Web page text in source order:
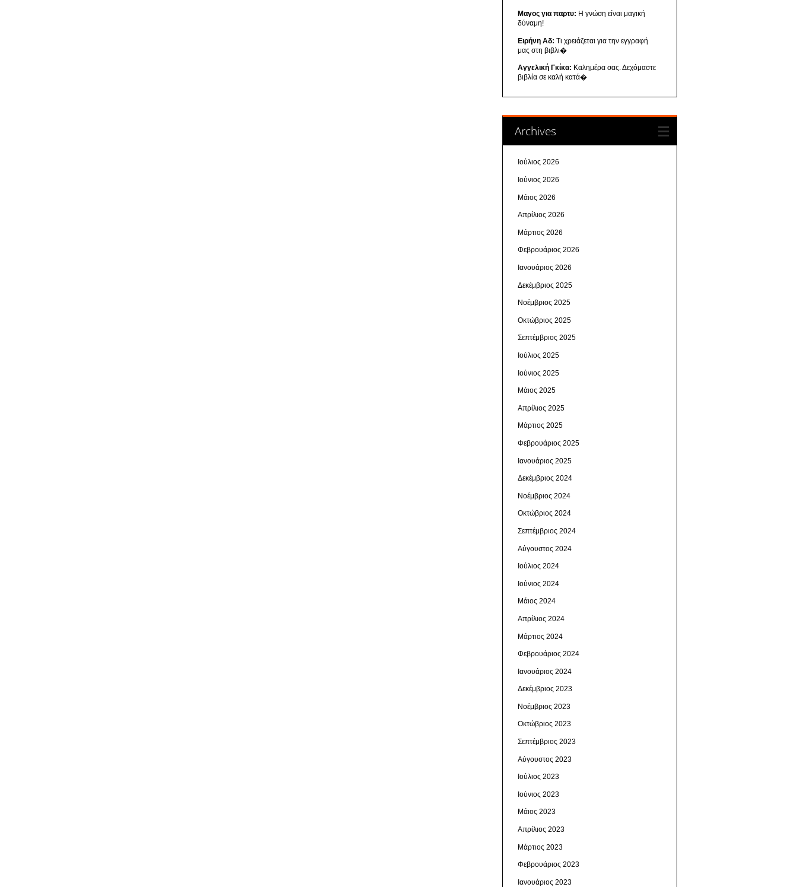
Μαγος για παρτυ: Η γνώση είναι μαγική
δύναμη!
Ειρήνη Αδ: Τι χρειάζεται για την εγγραφή
μας στη βιβλι�
Αγγελική Γκίκα: Καλημέρα σας. Δεχόμαστε
βιβλία σε καλή κατά�
Archives
Ιούλιος 2026
Ιούνιος 2026
Μάιος 2026
Απρίλιος 2026
Μάρτιος 2026
Φεβρουάριος 2026
Ιανουάριος 2026
Δεκέμβριος 2025
Νοέμβριος 2025
Οκτώβριος 2025
Σεπτέμβριος 2025
Ιούλιος 2025
Ιούνιος 2025
Μάιος 2025
Απρίλιος 2025
Μάρτιος 2025
Φεβρουάριος 2025
Ιανουάριος 2025
Δεκέμβριος 2024
Νοέμβριος 2024
Οκτώβριος 2024
Σεπτέμβριος 2024
Αύγουστος 2024
Ιούλιος 2024
Ιούνιος 2024
Μάιος 2024
Απρίλιος 2024
Μάρτιος 2024
Φεβρουάριος 2024
Ιανουάριος 2024
Δεκέμβριος 2023
Νοέμβριος 2023
Οκτώβριος 2023
Σεπτέμβριος 2023
Αύγουστος 2023
Ιούλιος 2023
Ιούνιος 2023
Μάιος 2023
Απρίλιος 2023
Μάρτιος 2023
Φεβρουάριος 2023
Ιανουάριος 2023